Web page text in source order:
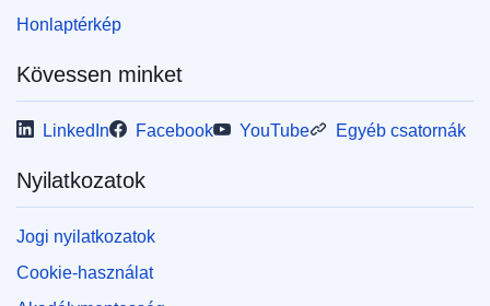
Honlaptérkép
Kövessen minket
LinkedIn Facebook YouTube Egyéb csatornák
Nyilatkozatok
Jogi nyilatkozatok
Cookie-használat